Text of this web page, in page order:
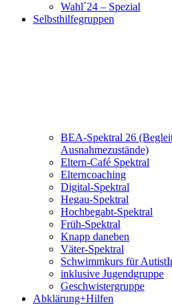
Wahl´24 – Spezial
Selbsthilfegruppen
BEA-Spektral 26
Ausnahmezustände)
Eltern-Café Spektral
Elterncoaching
Digital-Spektral
Hegau-Spektral
Hochbegabt-Spektral
Früh-Spektral
Knapp daneben
Väter-Spektral
Schwimmkurs für
inklusive Jugendgruppe
Geschwistergruppe
Abklärung+Hilfen